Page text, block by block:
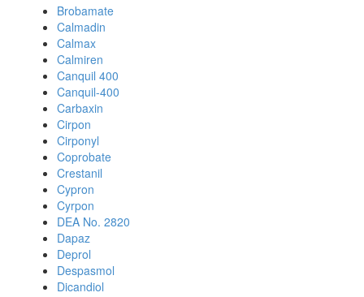
Brobamate
Calmadin
Calmax
Calmiren
Canquil 400
Canquil-400
Carbaxin
Cirpon
Cirponyl
Coprobate
Crestanil
Cypron
Cyrpon
DEA No. 2820
Dapaz
Deprol
Despasmol
Dicandiol